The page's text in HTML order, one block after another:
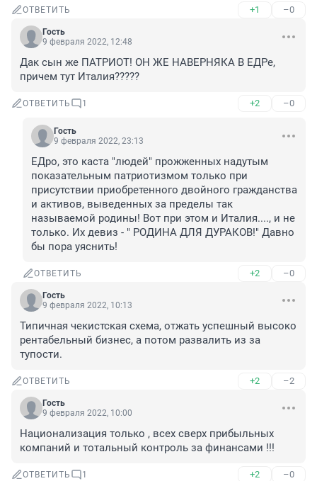
ОТВЕТИТЬ +1 –0
Гость
9 февраля 2022, 12:48
Дак сын же ПАТРИОТ! ОН ЖЕ НАВЕРНЯКА В ЕДРе,
причем тут Италия?????
ОТВЕТИТЬ 1 +2 –0
Гость
9 февраля 2022, 23:13
ЕДро, это каста "людей" прожженных надутым
показательным патриотизмом только при
присутствии приобретенного двойного гражданства
и активов, выведенных за пределы так
называемой родины! Вот при этом и Италия...., и не
только. Их девиз - " РОДИНА ДЛЯ ДУРАКОВ!" Давно
бы пора уяснить!
ОТВЕТИТЬ +2 –0
Гость
9 февраля 2022, 10:13
Типичная чекистская схема, отжать успешный высоко
рентабельный бизнес, а потом развалить из за
тупости.
ОТВЕТИТЬ +2 –2
Гость
9 февраля 2022, 10:00
Национализация только , всех сверх прибыльных
компаний и тотальный контроль за финансами !!!
ОТВЕТИТЬ 1 +2 –0